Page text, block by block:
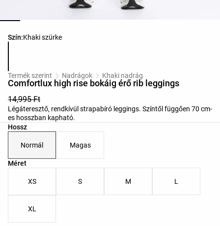
Szín:Khaki szürke
Termékszínek listája
Termék szerint Nadrágok Khaki nadrág
Comfortlux high rise bokáig érő rib leggings
14,995 Ft
Légáteresztő, rendkívül strapabíró leggings. Színtől függően 70 cm-
es hosszban kapható.
Hossz
Normál Magas
Méret
Termékméretek listája
XS S M L
XL